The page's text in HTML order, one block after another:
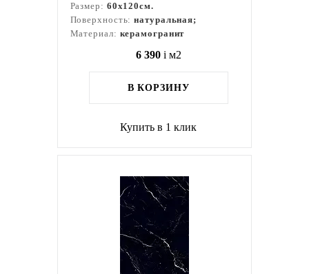
Размер: 60x120см.
Поверхность:натуральная;
Материал: керамогранит
6 390 i м2
В КОРЗИНУ
Купить в 1 клик